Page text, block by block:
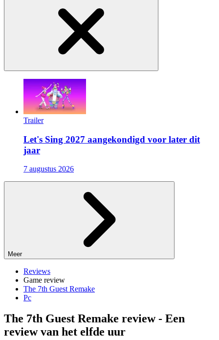
Trailer
Let's Sing 2027 aangekondigd voor later dit
jaar
7 augustus 2026
Meer
Reviews
Game review
The 7th Guest Remake
Pc
The 7th Guest Remake review - Een
review van het elfde uur